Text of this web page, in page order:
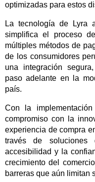
optimizadas para estos
La tecnología de Lyra
simplifica el proceso
múltiples métodos de
de los consumidores
una integración
paso adelante en la
país.
Con la
compromiso con la
experiencia de compra
través de soluciones
accesibilidad y la
crecimiento del
barreras que aún limitan